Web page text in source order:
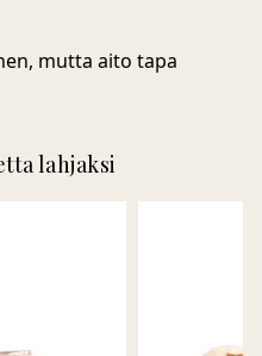
mutta aito tapa
lahjaksi